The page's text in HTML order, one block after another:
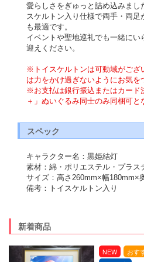
愛らしさをぎゅっと詰め込みまし
スケルトン入り仕様で両手・両足
も最適です。
イベントや聖地巡礼でも一緒にい
迎えください。
※トイスケルトンは可動域がござ
は力をかけ過ぎないようにお気を
※お支払は銀行振込またはカード
＋」ぬいぐるみ同士のみ同梱可と
スペック
キャラクター名：黒姫結灯
素材：綿・ポリエステル・プラス
サイズ：高さ260mm×幅180mm×
備考：トイスケルトン入り
新着商品
NEW おす